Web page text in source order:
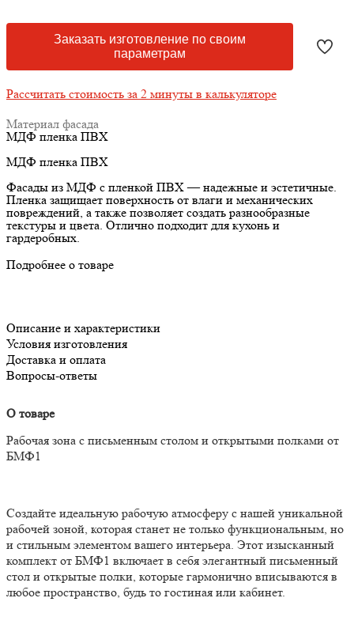
Заказать изготовление по своим
параметрам
Рассчитать стоимость за 2 минуты в калькуляторе
Материал фасада
МДФ пленка ПВХ
МДФ пленка ПВХ
Фасады из МДФ с пленкой ПВХ — надежные и эстетичные.
Пленка защищает поверхность от влаги и механических
повреждений, а также позволяет создать разнообразные
текстуры и цвета. Отлично подходит для кухонь и
гардеробных.
Подробнее о товаре
Описание и характеристики
Условия изготовления
Доставка и оплата
Вопросы-ответы
О товаре
Рабочая зона с письменным столом и открытыми полками от
БМФ1
Создайте идеальную рабочую атмосферу с нашей уникальной
рабочей зоной, которая станет не только функциональным, но
и стильным элементом вашего интерьера. Этот изысканный
комплект от БМФ1 включает в себя элегантный письменный
стол и открытые полки, которые гармонично вписываются в
любое пространство, будь то гостиная или кабинет.